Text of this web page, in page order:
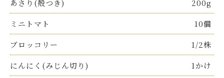
200g
あさり(殻つき)
10個
ミニトマト
1/2株
ブロッコリー
1かけ
にんにく(みじん切り)